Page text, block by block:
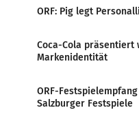
ORF: Pig legt
Coca-Cola
Markenidentität
ORF-
Salzburger Festspiele